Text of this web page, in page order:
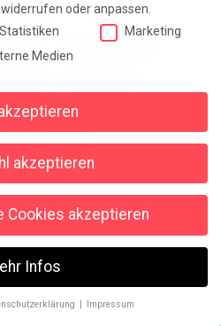
DIE ELF
Europa im Kopf
Trinken. Träumen. Trösten.
WACHS!
Ungereimtes
widerrufen oder anpassen.
Statistiken
Marketing
Medien
akzeptieren
Cookies akzeptieren
Infos
Impressum